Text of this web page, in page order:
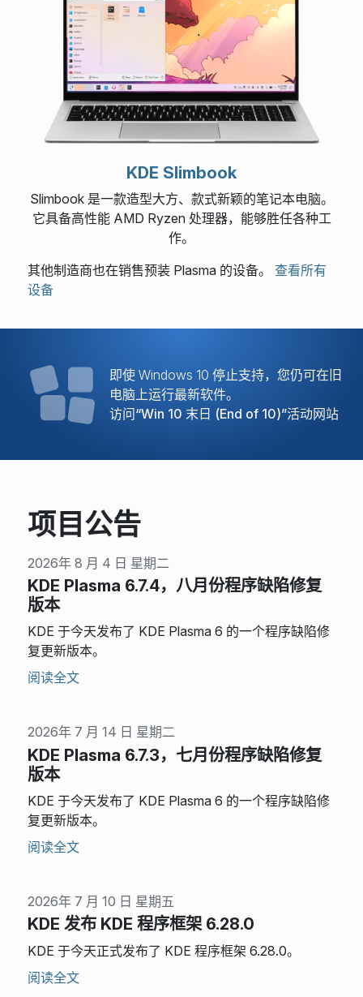
KDE Slimbook
Slimbook 是一款造型大方、款式新颖的笔记本电脑。
它具备高性能 AMD Ryzen 处理器，能够胜任各种工
作。
其他制造商也在销售预装 Plasma 的设备。 查看所有
设备
即使 Windows 10 停止支持，您仍可在旧
电脑上运行最新软件。
访问“Win 10 末日 (End of 10)”活动网站
项目公告
2026年 8 月 4 日 星期二
KDE Plasma 6.7.4，八月份程序缺陷修复
版本
KDE 于今天发布了 KDE Plasma 6 的一个程序缺陷修
复更新版本。
阅读全文
2026年 7 月 14 日 星期二
KDE Plasma 6.7.3，七月份程序缺陷修复
版本
KDE 于今天发布了 KDE Plasma 6 的一个程序缺陷修
复更新版本。
阅读全文
2026年 7 月 10 日 星期五
KDE 发布 KDE 程序框架 6.28.0
KDE 于今天正式发布了 KDE 程序框架 6.28.0。
阅读全文